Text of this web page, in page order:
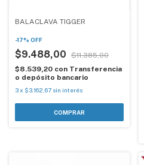
BALACLAVA TIGGER
-17% OFF
$9.488,00
$11.385,00
$8.539,20 con Transferencia
o depósito bancario
3x $3.162,67 sin interés